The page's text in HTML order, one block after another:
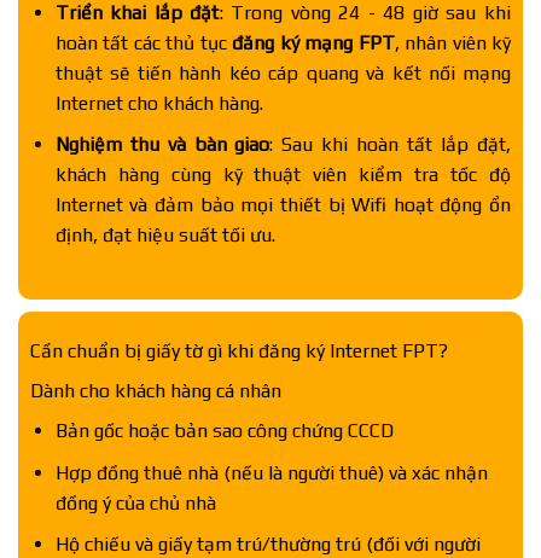
Triển khai lắp đặt: Trong vòng 24 - 48 giờ sau khi
hoàn tất các thủ tục đăng ký mạng FPT, nhân viên kỹ
thuật sẽ tiến hành kéo cáp quang và kết nối mạng
Internet cho khách hàng.
Nghiệm thu và bàn giao: Sau khi hoàn tất lắp đặt,
khách hàng cùng kỹ thuật viên kiểm tra tốc độ
Internet và đảm bảo mọi thiết bị Wifi hoạt động ổn
định, đạt hiệu suất tối ưu.
Cần chuẩn bị giấy tờ gì khi đăng ký Internet FPT?
Dành cho khách hàng cá nhân
Bản gốc hoặc bản sao công chứng CCCD
Hợp đồng thuê nhà (nếu là người thuê) và xác nhận
đồng ý của chủ nhà
Hộ chiếu và giấy tạm trú/thường trú (đối với người